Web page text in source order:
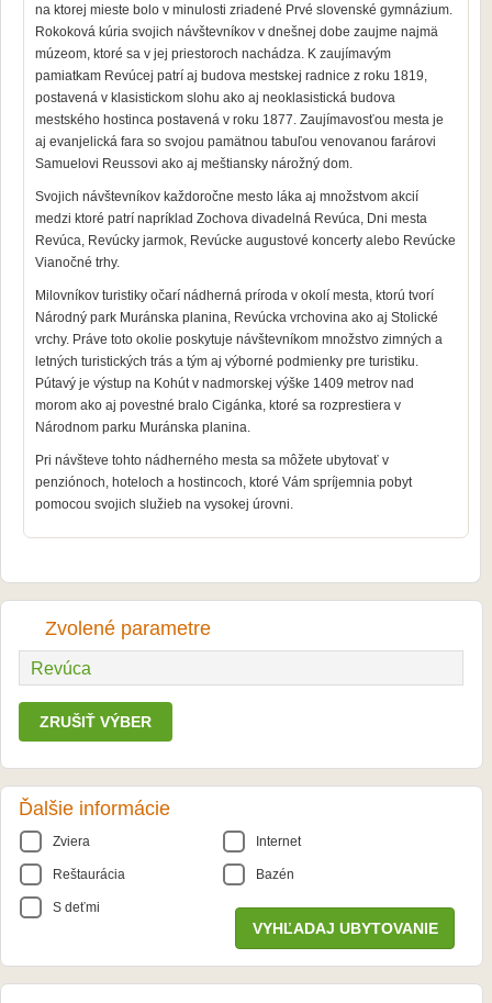
na ktorej mieste bolo v minulosti zriadené Prvé slovenské gymnázium.
Rokoková kúria svojich návštevníkov v dnešnej dobe zaujme najmä
múzeom, ktoré sa v jej priestoroch nachádza. K zaujímavým
pamiatkam Revúcej patrí aj budova mestskej radnice z roku 1819,
postavená v klasistickom slohu ako aj neoklasistická budova
mestského hostinca postavená v roku 1877. Zaujímavosťou mesta je
aj evanjelická fara so svojou pamätnou tabuľou venovanou farárovi
Samuelovi Reussovi ako aj meštiansky nárožný dom.
Svojich návštevníkov každoročne mesto láka aj množstvom akcií
medzi ktoré patrí napríklad Zochova divadelná Revúca, Dni mesta
Revúca, Revúcky jarmok, Revúcke augustové koncerty alebo Revúcke
Vianočné trhy.
Milovníkov turistiky očarí nádherná príroda v okolí mesta, ktorú tvorí
Národný park Muránska planina, Revúcka vrchovina ako aj Stolické
vrchy. Práve toto okolie poskytuje návštevníkom množstvo zimných a
letných turistických trás a tým aj výborné podmienky pre turistiku.
Pútavý je výstup na Kohút v nadmorskej výške 1409 metrov nad
morom ako aj povestné bralo Cigánka, ktoré sa rozprestiera v
Národnom parku Muránska planina.
Pri návšteve tohto nádherného mesta sa môžete ubytovať v
penziónoch, hoteloch a hostincoch, ktoré Vám spríjemnia pobyt
pomocou svojich služieb na vysokej úrovni.
Zvolené parametre
Revúca
ZRUŠIŤ VÝBER
Ďalšie informácie
Zviera Internet
Reštaurácia Bazén
S deťmi